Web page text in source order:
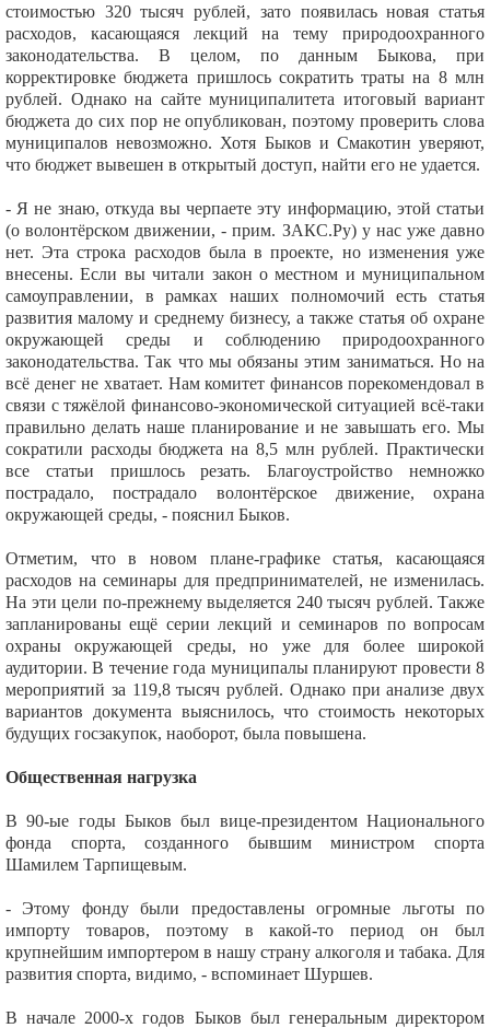
стоимостью 320 тысяч рублей, зато появилась новая статья
расходов, касающаяся лекций на тему природоохранного
законодательства. В целом, по данным Быкова, при
корректировке бюджета пришлось сократить траты на 8 млн
рублей. Однако на сайте муниципалитета итоговый вариант
бюджета до сих пор не опубликован, поэтому проверить слова
муниципалов невозможно. Хотя Быков и Смакотин уверяют,
что бюджет вывешен в открытый доступ, найти его не удается.
- Я не знаю, откуда вы черпаете эту информацию, этой статьи
(о волонтёрском движении, - прим. ЗАКС.Ру) у нас уже давно
нет. Эта строка расходов была в проекте, но изменения уже
внесены. Если вы читали закон о местном и муниципальном
самоуправлении, в рамках наших полномочий есть статья
развития малому и среднему бизнесу, а также статья об охране
окружающей среды и соблюдению природоохранного
законодательства. Так что мы обязаны этим заниматься. Но на
всё денег не хватает. Нам комитет финансов порекомендовал в
связи с тяжёлой финансово-экономической ситуацией всё-таки
правильно делать наше планирование и не завышать его. Мы
сократили расходы бюджета на 8,5 млн рублей. Практически
все статьи пришлось резать. Благоустройство немножко
пострадало, пострадало волонтёрское движение, охрана
окружающей среды, - пояснил Быков.
Отметим, что в новом плане-графике статья, касающаяся
расходов на семинары для предпринимателей, не изменилась.
На эти цели по-прежнему выделяется 240 тысяч рублей. Также
запланированы ещё серии лекций и семинаров по вопросам
охраны окружающей среды, но уже для более широкой
аудитории. В течение года муниципалы планируют провести 8
мероприятий за 119,8 тысяч рублей. Однако при анализе двух
вариантов документа выяснилось, что стоимость некоторых
будущих госзакупок, наоборот, была повышена.
Общественная нагрузка
В 90-ые годы Быков был вице-президентом Национального
фонда спорта, созданного бывшим министром спорта
Шамилем Тарпищевым.
- Этому фонду были предоставлены огромные льготы по
импорту товаров, поэтому в какой-то период он был
крупнейшим импортером в нашу страну алкоголя и табака. Для
развития спорта, видимо, - вспоминает Шуршев.
В начале 2000-х годов Быков был генеральным директором